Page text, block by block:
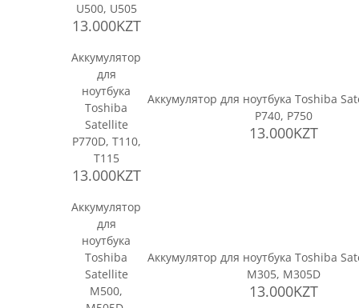
U500, U505
13.000KZT
Аккумулятор
для
ноутбука
Toshiba
Satellite
P770D, T110,
T115
13.000KZT
Аккумулятор для ноутбука Toshiba
P740, P750
13.000KZT
Аккумулятор
для
ноутбука
Toshiba
Satellite
M500,
Аккумулятор для ноутбука Toshiba
M305, M305D
13.000KZT